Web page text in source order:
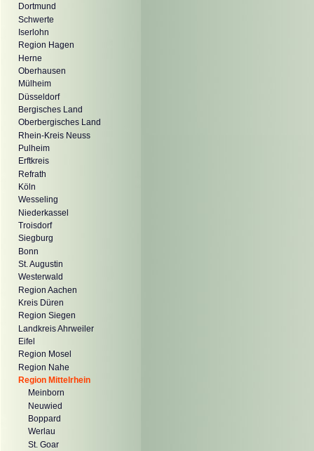
Dortmund
Schwerte
Iserlohn
Region Hagen
Herne
Oberhausen
Mülheim
Düsseldorf
Bergisches Land
Oberbergisches Land
Rhein-Kreis Neuss
Pulheim
Erftkreis
Refrath
Köln
Wesseling
Niederkassel
Troisdorf
Siegburg
Bonn
St. Augustin
Westerwald
Region Aachen
Kreis Düren
Region Siegen
Landkreis Ahrweiler
Eifel
Region Mosel
Region Nahe
Region Mittelrhein
Meinborn
Neuwied
Boppard
Werlau
St. Goar